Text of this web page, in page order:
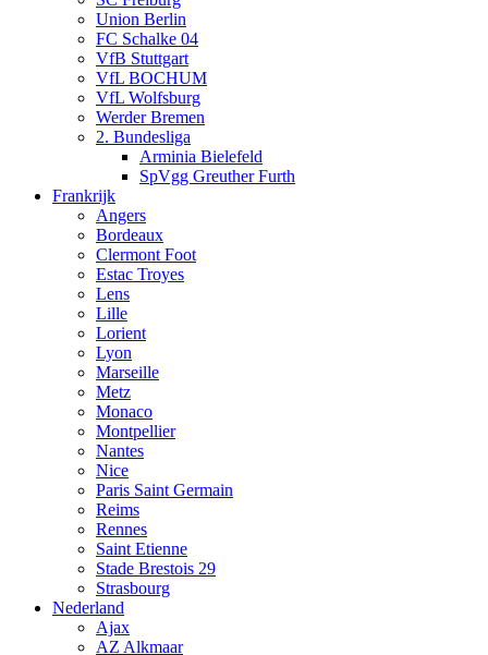
Union Berlin
FC Schalke 04
VfB Stuttgart
VfL BOCHUM
VfL Wolfsburg
Werder Bremen
2. Bundesliga
Arminia Bielefeld
SpVgg Greuther Furth
Frankrijk
Angers
Bordeaux
Clermont Foot
Estac Troyes
Lens
Lille
Lorient
Lyon
Marseille
Metz
Monaco
Montpellier
Nantes
Nice
Paris Saint Germain
Reims
Rennes
Saint Etienne
Stade Brestois 29
Strasbourg
Nederland
Ajax
AZ Alkmaar